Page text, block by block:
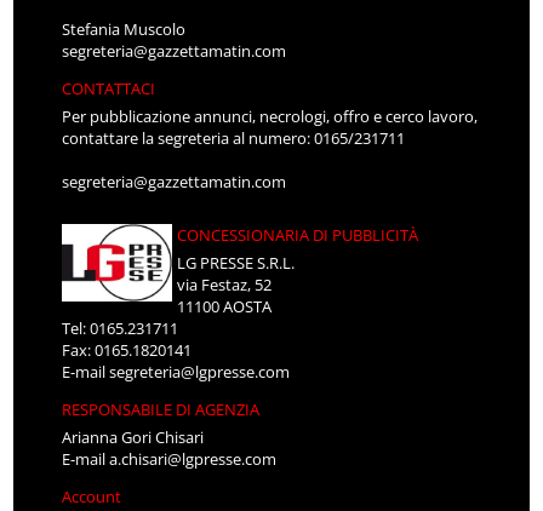
Stefania Muscolo
segreteria@gazzettamatin.com
CONTATTACI
Per pubblicazione annunci, necrologi, offro e cerco lavoro,
contattare la segreteria al numero: 0165/231711
segreteria@gazzettamatin.com
CONCESSIONARIA DI PUBBLICITÀ
LG PRESSE S.R.L.
via Festaz, 52
11100 AOSTA
Tel: 0165.231711
Fax: 0165.1820141
E-mailsegreteria@lgpresse.com
RESPONSABILE DI AGENZIA
Arianna Gori Chisari
E-maila.chisari@lgpresse.com
Account